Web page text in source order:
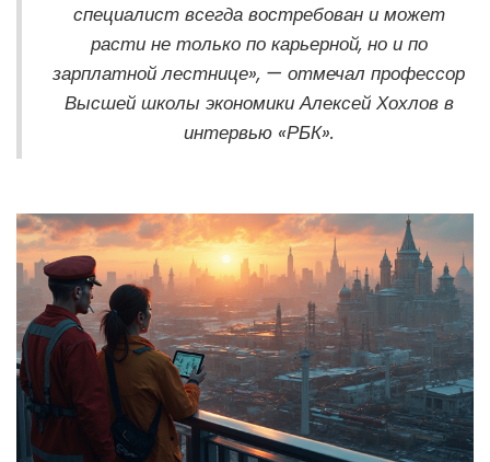
специалист всегда востребован и может
расти не только по карьерной, но и по
зарплатной лестнице», — отмечал профессор
Высшей школы экономики Алексей Хохлов в
интервью «РБК».